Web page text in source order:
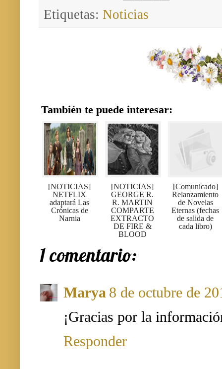
Etiquetas: Noticias
También te puede interesar:
[NOTICIAS]
NETFLIX
adaptará Las
Crónicas de
Narnia
[NOTICIAS]
GEORGE R.
R. MARTIN
COMPARTE
EXTRACTO
DE FIRE &
BLOOD
[Comunicado]
Relanzamiento
de Novelas
Eternas (fechas
de salida de
cada libro)
1 comentario:
Marya 8 de octubre de
¡Gracias por la
Responder